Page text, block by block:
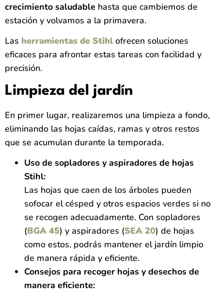
crecimiento saludable hasta que cambiemos de
estación y volvamos a la primavera.
Las herramientas de Stihl ofrecen soluciones
eficaces para afrontar estas tareas con facilidad y
precisión.
Limpieza del jardín
En primer lugar, realizaremos una limpieza a fondo,
eliminando las hojas caídas, ramas y otros restos
que se acumulan durante la temporada.
Uso de sopladores y aspiradores de hojas
Stihl:
Las hojas que caen de los árboles pueden
sofocar el césped y otros espacios verdes si no
se recogen adecuadamente. Con sopladores
(BGA 45) y aspiradores (SEA 20) de hojas
como estos, podrás mantener el jardín limpio
de manera rápida y eficiente.
Consejos para recoger hojas y desechos de
manera eficiente: